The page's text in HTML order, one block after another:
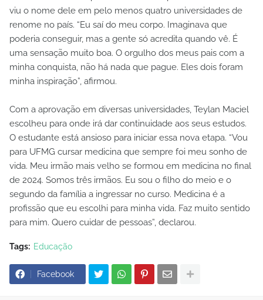
viu o nome dele em pelo menos quatro universidades de
renome no país. “Eu saí do meu corpo. Imaginava que
poderia conseguir, mas a gente só acredita quando vê. É
uma sensação muito boa. O orgulho dos meus pais com a
minha conquista, não há nada que pague. Eles dois foram
minha inspiração”, afirmou.
Com a aprovação em diversas universidades, Teylan Maciel
escolheu para onde irá dar continuidade aos seus estudos.
O estudante está ansioso para iniciar essa nova etapa. “Vou
para UFMG cursar medicina que sempre foi meu sonho de
vida. Meu irmão mais velho se formou em medicina no final
de 2024. Somos três irmãos. Eu sou o filho do meio e o
segundo da família a ingressar no curso. Medicina é a
profissão que eu escolhi para minha vida. Faz muito sentido
para mim. Quero cuidar de pessoas”, declarou.
Tags: Educação
Facebook